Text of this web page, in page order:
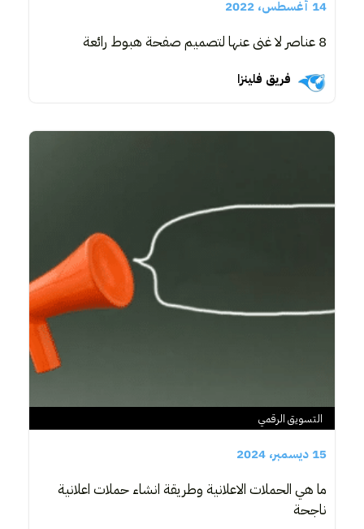
14 أغسطس، 2022
8 عناصر لا غنى عنها لتصميم صفحة هبوط رائعة
فريق فلينزا
التسويق الرقمي
15 ديسمبر، 2024
ما هي الحملات الاعلانية وطريقة انشاء حملات اعلانية
ناجحة